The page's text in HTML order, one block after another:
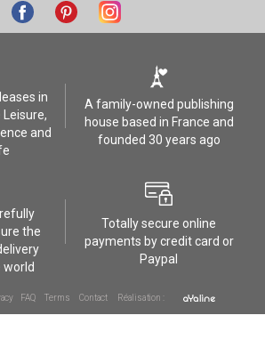
in
Leisure,
and
A family-owned publishing
house based in France and
founded 30 years ago
the
world
Totally secure online
payments by credit card or
Paypal
FAQ Terms Contact Réalisation :